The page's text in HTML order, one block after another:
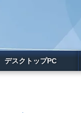
デスクトップPC